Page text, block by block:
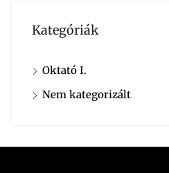
Kategóriák
Oktató I.
Nem kategorizált